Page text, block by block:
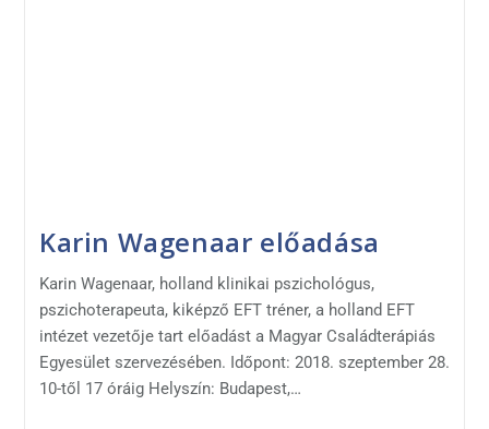
Karin Wagenaar előadása
Karin Wagenaar, holland klinikai pszichológus,
pszichoterapeuta, kiképző EFT tréner, a holland EFT
intézet vezetője tart előadást a Magyar Családterápiás
Egyesület szervezésében. Időpont: 2018. szeptember 28.
10-től 17 óráig Helyszín: Budapest,…